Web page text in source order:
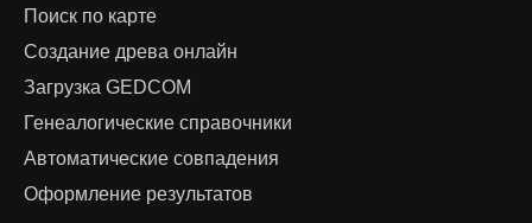
Поиск по карте
Создание древа онлайн
Загрузка GEDCOM
Генеалогические справочники
Автоматические совпадения
Оформление результатов